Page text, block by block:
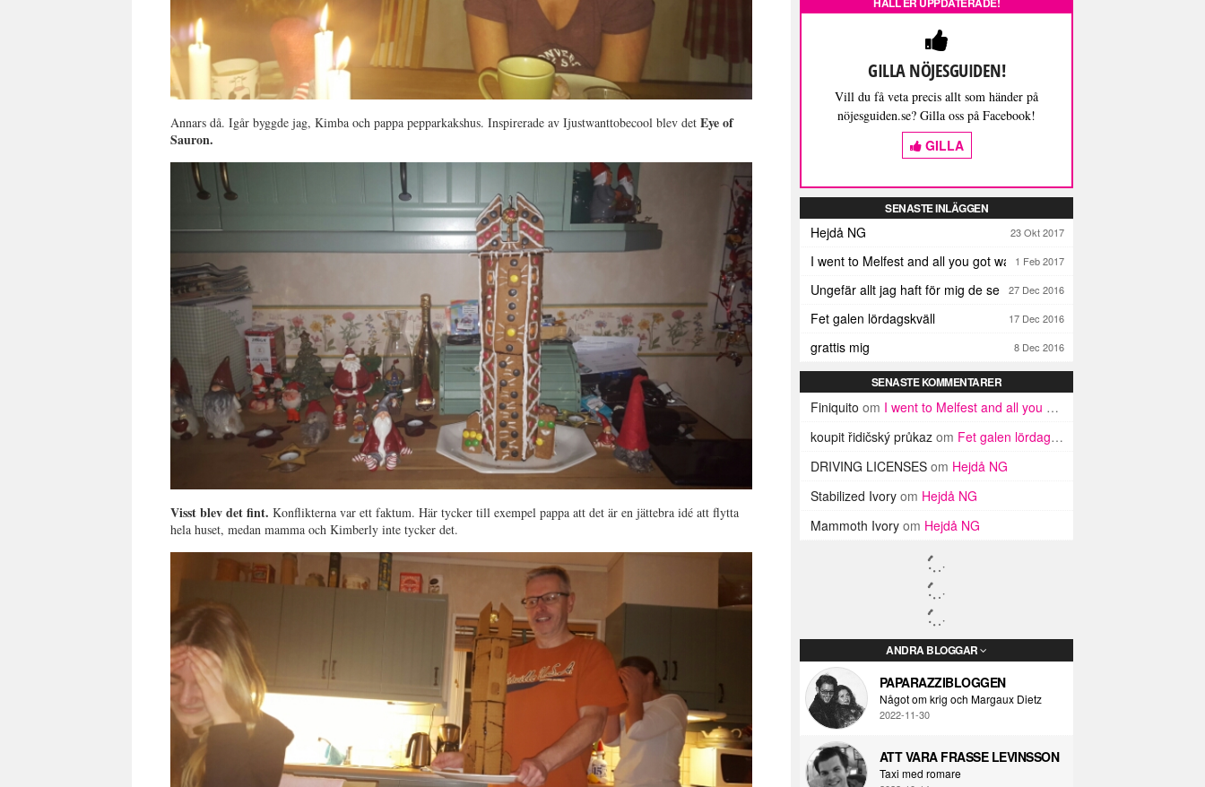
Annars då. Igår byggde jag, Kimba och pappa pepparkakshus. Inspirerade av Ijustwanttobecool blev detEye of
Sauron.
Visst blev det fint.Konflikterna var ett faktum. Här tycker till exempel pappa att det är en jättebra idé att flytta
hela huset, medan mamma och Kimberly inte tycker det.
GILLA NÖJESGUIDEN!
Vill du få veta precis allt som händer på
nöjesguiden.se? Gilla oss på Facebook!
GILLA
SENASTE INLÄGGEN
Hejdå NG 23 Okt 2017
I went to Melfest and all you got was three lousy selfies
1 Feb 2017
Ungefär allt jag haft för mig de senaste dagarna
27 Dec 2016
Fet galen lördagskväll 17 Dec 2016
grattis mig 8 Dec 2016
SENASTE KOMMENTARER
Finiquito om I went to Melfest and all you got was three lousy selfies
koupit řidičský průkaz om Fet galen lördagskväll
DRIVING LICENSES om Hejdå NG
Stabilized Ivory om Hejdå NG
Mammoth Ivory om Hejdå NG
ANDRA BLOGGAR
PAPARAZZIBLOGGEN
Något om krig och Margaux Dietz
2022-11-30
ATT VARA FRASSE LEVINSSON
Taxi med romare